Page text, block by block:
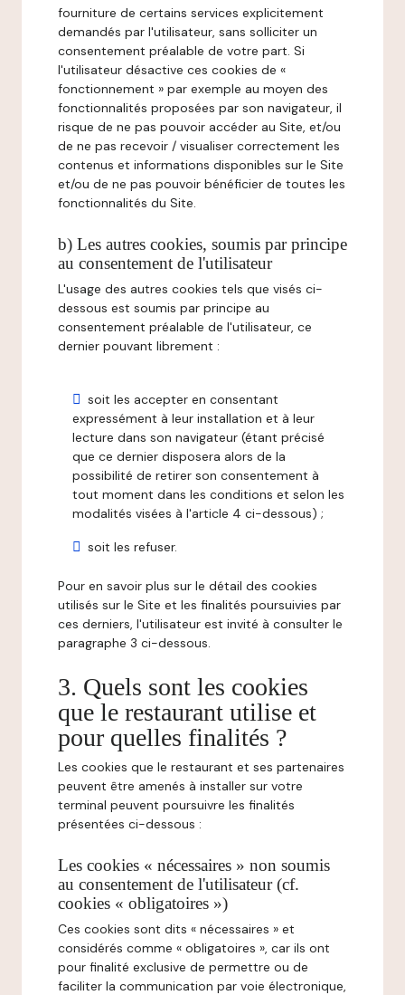
fourniture de certains services explicitement
demandés par l'utilisateur, sans solliciter un
consentement préalable de votre part. Si
l'utilisateur désactive ces cookies de «
fonctionnement » par exemple au moyen des
fonctionnalités proposées par son navigateur, il
risque de ne pas pouvoir accéder au Site, et/ou
de ne pas recevoir / visualiser correctement les
contenus et informations disponibles sur le Site
et/ou de ne pas pouvoir bénéficier de toutes les
fonctionnalités du Site.
b) Les autres cookies, soumis par principe
au consentement de l'utilisateur
L'usage des autres cookies tels que visés ci-
dessous est soumis par principe au
consentement préalable de l'utilisateur, ce
dernier pouvant librement :
soit les accepter en consentant
expressément à leur installation et à leur
lecture dans son navigateur (étant précisé
que ce dernier disposera alors de la
possibilité de retirer son consentement à
tout moment dans les conditions et selon les
modalités visées à l'article 4 ci-dessous) ;
soit les refuser.
Pour en savoir plus sur le détail des cookies
utilisés sur le Site et les finalités poursuivies par
ces derniers, l'utilisateur est invité à consulter le
paragraphe 3 ci-dessous.
3. Quels sont les cookies
que le restaurant utilise et
pour quelles finalités ?
Les cookies que le restaurant et ses partenaires
peuvent être amenés à installer sur votre
terminal peuvent poursuivre les finalités
présentées ci-dessous :
Les cookies « nécessaires » non soumis
au consentement de l'utilisateur (cf.
cookies « obligatoires »)
Ces cookies sont dits « nécessaires » et
considérés comme « obligatoires », car ils ont
pour finalité exclusive de permettre ou de
faciliter la communication par voie électronique,